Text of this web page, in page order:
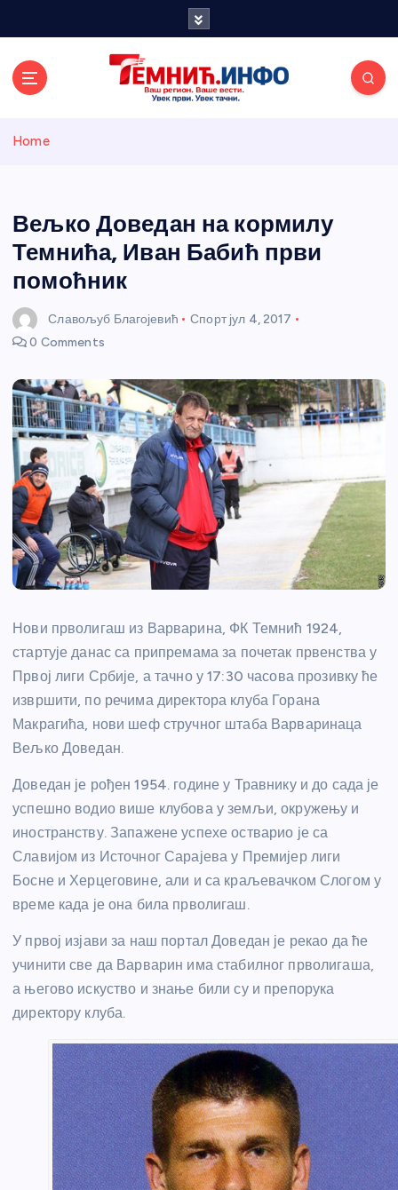
и портал
Home
Вељко Доведан на кормилу
Темнића, Иван Бабић први
помоћник
Славољуб Благојевић Спорт јул 4, 2017
0 Comments
Нови прволигаш из Варварина, ФК Темнић 1924,
стартује данас са припремама за почетак првенства у
Првој лиги Србије, а тачно у 17:30 часова прозивку ће
извршити, по речима директора клуба Горана
Макрагића, нови шеф стручног штаба Варваринаца
Вељко Доведан.
Доведан је рођен 1954. године у Травнику и до сада је
успешно водио више клубова у земљи, окружењу и
иностранству. Запажене успехе остварио је са
Славијом из Источног Сарајева у Премијер лиги
Босне и Херцеговине, али и са краљевачком Слогом у
време када је она била прволигаш.
У првој изјави за наш портал Доведан је рекао да ће
учинити све да Варварин има стабилног прволигаша,
а његово искуство и знање били су и препорука
директору клуба.